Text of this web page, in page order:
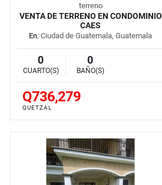
terreno
VENTA DE TERRENO EN CONDOMINIO
CAES
En: Ciudad de Guatemala, Guatemala
0
CUARTO(S)
0
BAÑO(S)
Q736,279
QUETZAL